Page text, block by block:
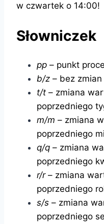
w czwartek o 14:00!
Słowniczek
pp – punkt
b/z – bez zmian
t/t – zmiana
poprzedniego
m/m – zmiana
poprzedniego
q/q – zmiana
poprzedniego
r/r– zmiana
poprzedniego
s/s – zmiana
poprzedniego